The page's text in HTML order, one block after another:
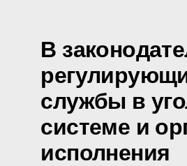
В
службы в
системе и
исполнения